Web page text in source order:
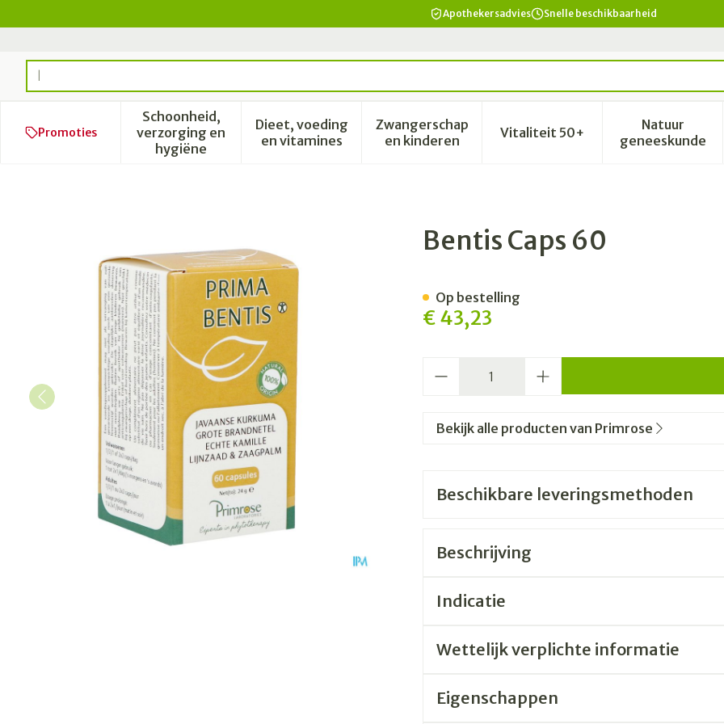
Apothekersadvies Snelle beschikbaarheid
Product, merk, categorie...
Promoties
Schoonheid,
verzorging en
hygiëne
Toon submenu voor Schoonheid, verzorging en hygiëne categorie
Dieet, voeding
en vitaminesToon submenu voor Dieet, voeding en vitamines categorie
Zwangerschap
en kinderenToon submenu voor Zwangerschap en
Vitaliteit 50+Toon submenu voor Vitaliteit
Natuur
geneeskunde
Toon
Bentis Caps 60
€ 43,23
Op bestelling
Bekijk alle producten van Primrose
Beschikbare leveringsmethoden
Beschrijving
Indicatie
Wettelijk verplichte informatie
Eigenschappen